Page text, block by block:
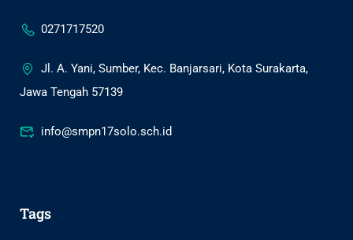
0271717520
Jl. A. Yani, Sumber, Kec. Banjarsari, Kota Surakarta,
Jawa Tengah 57139
info@smpn17solo.sch.id
Tags